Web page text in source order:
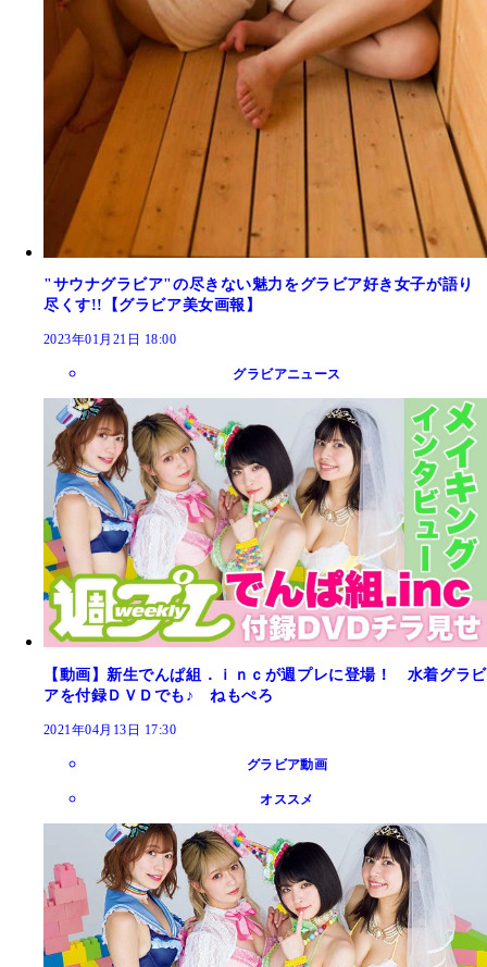
"サウナグラビア"の尽きない魅力をグラビア好き女子が語り
尽くす!!【グラビア美女画報】
2023年01月21日 18:00
グラビアニュース
【動画】新生でんぱ組．ｉｎｃが週プレに登場！ 水着グラビ
アを付録ＤＶＤでも♪ ねもぺろ
2021年04月13日 17:30
グラビア動画
オススメ